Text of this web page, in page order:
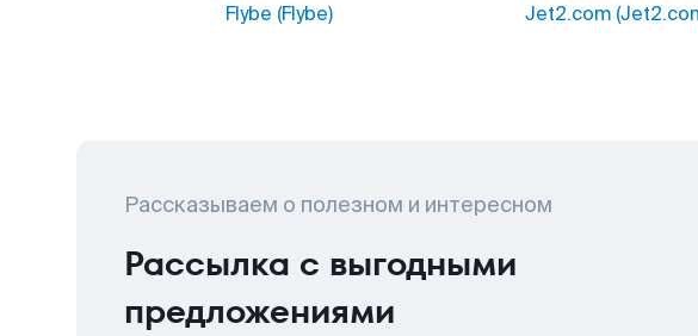
Flybe (Flybe)
Jet2.com
Рассказываем о полезном и интересном
Рассылка с выгодными
предложениями